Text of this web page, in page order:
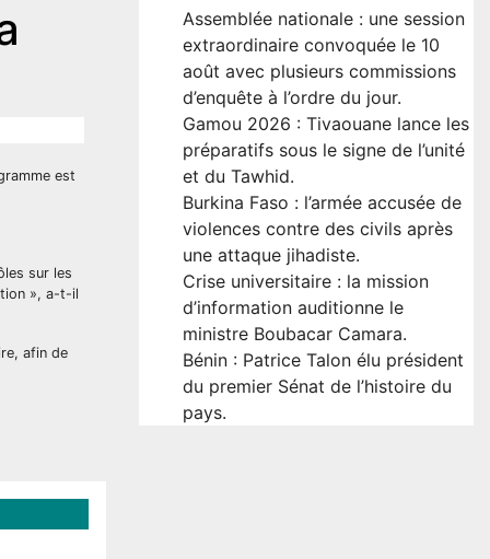
est
sur les
», a-t-il
afin de
Assemblée nationale : une session
extraordinaire convoquée le 10
août avec plusieurs commissions
d’enquête à l’ordre du jour.
Gamou 2026 : Tivaouane lance les
préparatifs sous le signe de l’unité
et du Tawhid.
Burkina Faso : l’armée accusée de
violences contre des civils après
une attaque jihadiste.
Crise universitaire : la mission
d’information auditionne le
ministre Boubacar Camara.
Bénin : Patrice Talon élu président
du premier Sénat de l’histoire du
pays.